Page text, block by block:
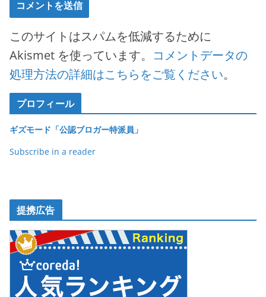
このサイトはスパムを低減するために
Akismet を使っています。 コメントデータの
処理方法の詳細はこちらをご覧ください。
プロフィール
ギズモード「公認ブロガー特派員」
Subscribe in a reader
提携広告